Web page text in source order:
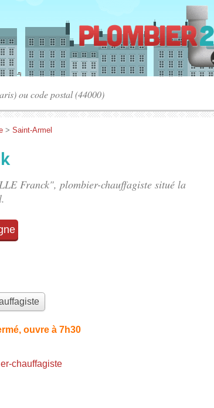
> Saint-Armel
Franck", plombier-chauffagiste situé la
ouvre à 7h30
chauffagiste